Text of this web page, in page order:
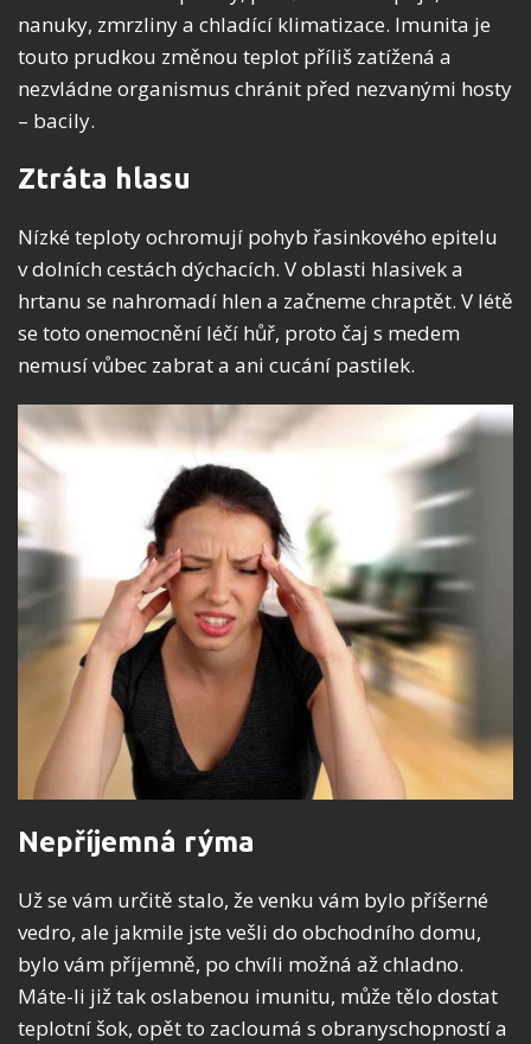
nanuky, zmrzliny a chladící klimatizace. Imunita je
touto prudkou změnou teplot příliš zatížená a
nezvládne organismus chránit před nezvanými hosty
– bacily.
Ztráta hlasu
Nízké teploty ochromují pohyb řasinkového epitelu
v dolních cestách dýchacích. V oblasti hlasivek a
hrtanu se nahromadí hlen a začneme chraptět. V létě
se toto onemocnění léčí hůř, proto čaj s medem
nemusí vůbec zabrat a ani cucání pastilek.
Nepříjemná rýma
Už se vám určitě stalo, že venku vám bylo příšerné
vedro, ale jakmile jste vešli do obchodního domu,
bylo vám příjemně, po chvíli možná až chladno.
Máte-li již tak oslabenou imunitu, může tělo dostat
teplotní šok, opět to zacloumá s obranyschopností a